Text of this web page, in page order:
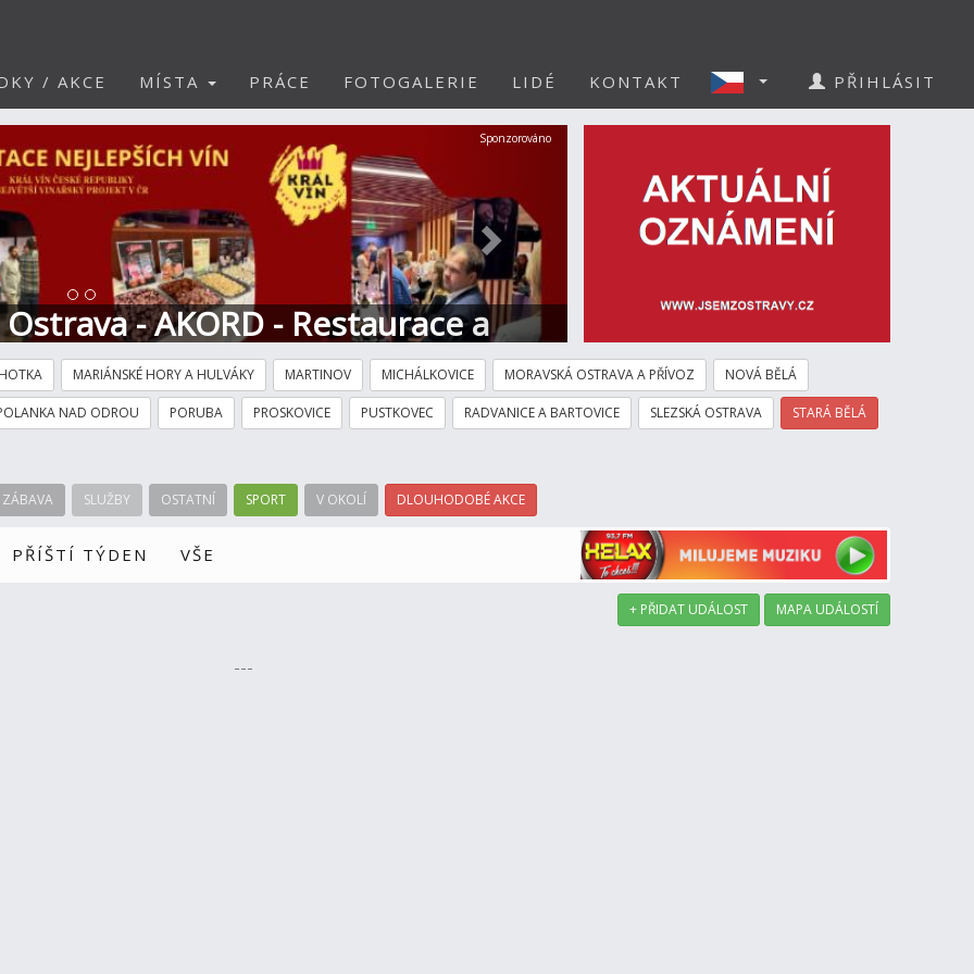
/ AKCE MÍSTA PRÁCE FOTOGALERIE LIDÉ KONTAKT PŘIHLÁSIT
- AKORD - Restaurace a
Další
Sponzorováno
MARIÁNSKÉ HORY A HULVÁKY MARTINOV MICHÁLKOVICE MORAVSKÁ OSTRAVA A PŘÍVOZ NOVÁ BĚLÁ
NAD ODROU PORUBA PROSKOVICE PUSTKOVEC RADVANICE A BARTOVICE SLEZSKÁ OSTRAVA STARÁ BĚLÁ
ZÁBAVA SLUŽBY OSTATNÍ SPORT V OKOLÍ DLOUHODOBÉ AKCE
PŘÍŠTÍ TÝDEN VŠE
+ PŘIDAT UDÁLOST MAPA UDÁLOSTÍ
---